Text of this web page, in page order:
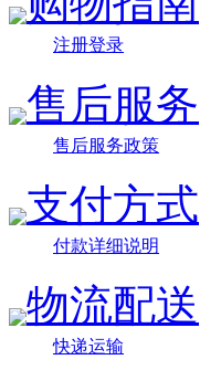
注册登录
售后服务
售后服务政策
支付方式
付款详细说明
物流配送
快递运输